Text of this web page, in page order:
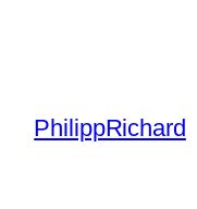
PhilippRichard